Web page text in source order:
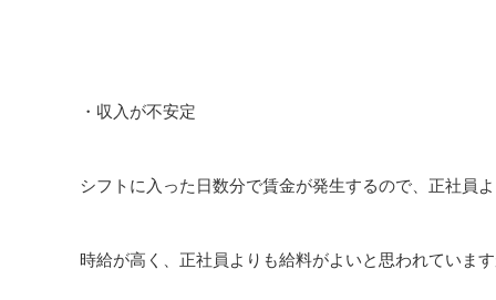
・収入が不安定
シフトに入った日数分で賃金が発生するので、正社員
時給が高く、正社員よりも給料がよいと思われていま